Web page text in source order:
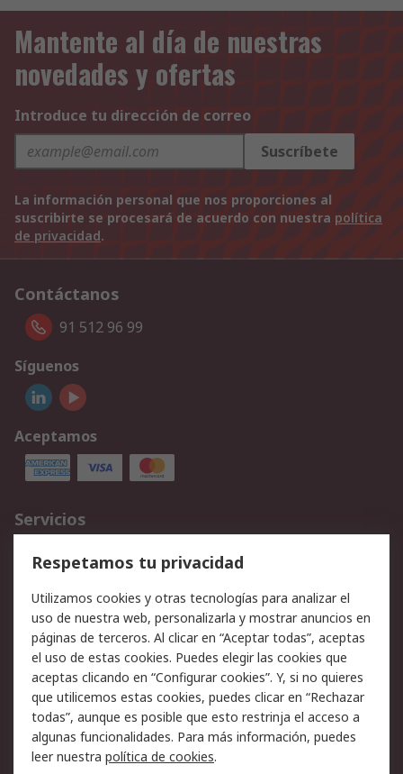
Mantente al día de nuestras
novedades y ofertas
Introduce tu dirección de correo
Suscríbete
La información personal que nos proporciones al
suscribirte se procesará de acuerdo con nuestra política
de privacidad.
Contáctanos
91 512 96 99
Síguenos
Aceptamos
Servicios
Cómo realizar pedidos
Devoluciones
Facturación y pago
Ofertas
Soporte técnico
Legal
Aviso legal
Política de privacidad -
Actualizada
Política sobre cookies
Seguridad de emails
Certificaciones de
Condiciones de venta
Respetamos tu privacidad
Utilizamos cookies y otras tecnologías para analizar el
uso de nuestra web, personalizarla y mostrar anuncios en
páginas de terceros. Al clicar en “Aceptar todas”, aceptas
el uso de estas cookies. Puedes elegir las cookies que
aceptas clicando en “Configurar cookies”. Y, si no quieres
que utilicemos estas cookies, puedes clicar en “Rechazar
todas”, aunque es posible que esto restrinja el acceso a
algunas funcionalidades. Para más información, puedes
leer nuestra política de cookies.